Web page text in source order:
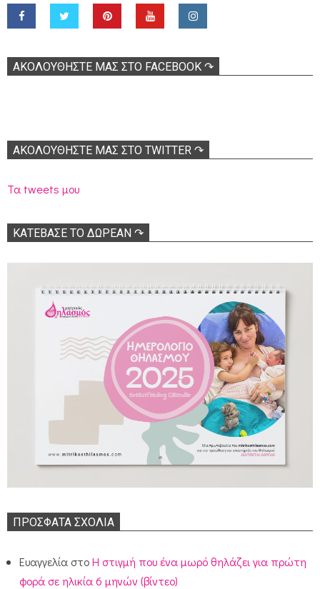
ΑΚΟΛOΥΘΉΣΤΕ ΜΑΣ ΣΤΟ FACEBOOK ↷
ΑΚΟΛΟΥΘΉΣΤΕ ΜΑΣ ΣΤΟ TWITTER ↷
Τα tweets μου
ΚΑΤΕΒΑΣΕ ΤΟ ΔΩΡΕΑΝ ↷
ΠΡΌΣΦΑΤΑ ΣΧΌΛΙΑ
Ευαγγελία στοΗ στιγμή που ένα μωρό θηλάζει για πρώτη
φορά σε ηλικία 6 μηνών (βίντεο)